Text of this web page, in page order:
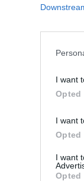
I want
Opted
I want
Opted
I want
Opted